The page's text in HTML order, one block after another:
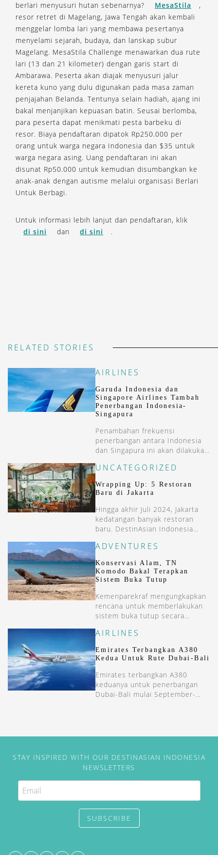
berlari menyusuri hutan sebenarnya?
MesaStila
,
resor retret di Magelang, Jawa Tengah akan kembali
menggelar lomba lari yang membawa pesertanya
menyelami sejarah, budaya, dan lanskap subur
Magelang. MesaStila Challenge menawarkan dua rute
lari (13 dan 21 kilometer) dengan garis start di
Ambarawa. Peserta akan diajak menyusuri jalur
kereta kuno yang dulu digunakan pada masa zaman
penjajahan Belanda. Tentunya selain hadiah, ajang ini
bakal menjanjikan kepuasan batin. Seusai berlomba,
para peserta dapat menikmati pesta barbeku di
resor. Biaya pendaftaran dipatok Rp250.000 per
orang untuk warga negara Indonesia dan $35 untuk
warga negara asing. Uang pendaftaran ini akan
disunat Rp50.000 untuk kemudian disumbangkan ke
anak-anak dengan autisme melalui organisasi Berlari
Untuk Berbagi.
Untuk informasi lebih lanjut dan pendaftaran, klik
di sini
dan di sini .
RELATED STORIES
AIRLINES
Garuda Indonesia dan
Singapore Airlines Tambah
Penerbangan Indonesia-
Singapura
Penambahan frekuensi
penerbangan antara Indonesia
dan Singapura ini akan dilakukan
2024.
UNCATEGORIZED
Wrapping Up: 5 Restoran
Baru di Jakarta
Hingga akhir Juli 2024, Jakarta
kedatangan banyak restoran
baru. DestinAsian Indonesia
dengan genre yang berbeda.
ADVENTURES
Konservasi Alam, TN
Komodo Bakal Terapkan
Sistem Buka Tutup
Kemenparekraf mengungkapkan
rencana untuk memberlakukan
sistem buka tutup secara
konservasi.
AIRLINES
Emirates Terbangkan A380
Kedua Untuk Rute Dubai-Bali
Emirates terbangkan A380
keduanya untuk penerbangan
Dubai-Bali mulai September-
STAY INSPIRED WITH OUR DESTINASIAN INDONESIA
NEWSLETTERS
SUBSCRIBE